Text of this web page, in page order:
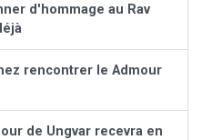
d'hommage au Rav
rencontrer le Admour
de Ungvar recevra en